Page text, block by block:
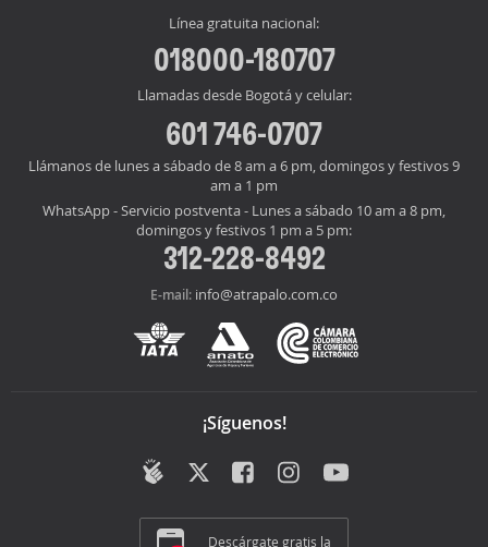
Línea gratuita nacional:
018000-180707
Llamadas desde Bogotá y celular:
601 746-0707
Llámanos de lunes a sábado de 8 am a 6 pm, domingos y festivos 9
am a 1 pm
WhatsApp - Servicio postventa - Lunes a sábado 10 am a 8 pm,
domingos y festivos 1 pm a 5 pm:
312-228-8492
E-mail: info@atrapalo.com.co
¡Síguenos!
Descárgate gratis la